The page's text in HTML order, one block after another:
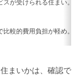
が受けられる住まい。
較的費用負担が軽め。
まいかは、確認で